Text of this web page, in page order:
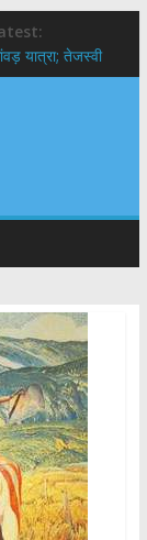
यात्रा; तेजस्वी
धामी के निर्देश
करोड़ 32 लाख
हस्तशिल्प
गंगा एक्सप्रेसवे का